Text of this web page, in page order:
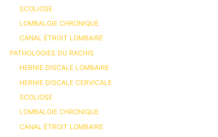
SCOLIOSE
LOMBALGIE CHRONIQUE
CANAL ÉTROIT LOMBAIRE
PATHOLOGIES DU RACHIS
HERNIE DISCALE LOMBAIRE
HERNIE DISCALE CERVICALE
SCOLIOSE
LOMBALGIE CHRONIQUE
CANAL ÉTROIT LOMBAIRE